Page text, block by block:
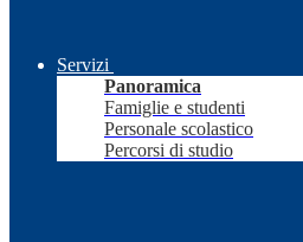
Servizi
Panoramica
Famiglie e studenti
Personale scolastico
Percorsi di studio